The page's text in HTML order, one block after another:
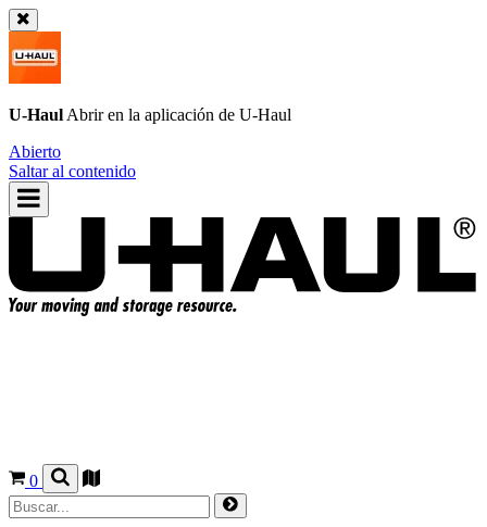
U-Haul Abrir en la aplicación de U-Haul
Abierto
Saltar al contenido
0